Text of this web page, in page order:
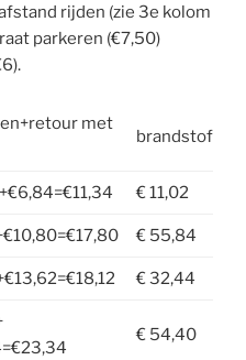
rijden (zie 3e kolom
parkeren (€7,50)
met
brandstof
€ 11,02
€ 55,84
€ 32,44
€ 54,40